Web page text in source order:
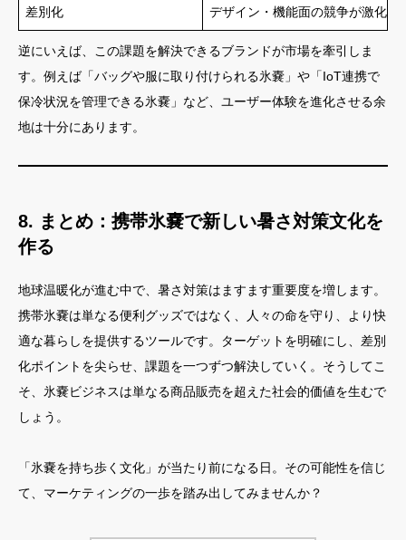
差別化 デザイン・機能面の競争が激化
逆にいえば、この課題を解決できるブランドが市場を牽引しま
す。例えば「バッグや服に取り付けられる氷嚢」や「IoT連携で
保冷状況を管理できる氷嚢」など、ユーザー体験を進化させる余
地は十分にあります。
8. まとめ：携帯氷嚢で新しい暑さ対策文化を
作る
地球温暖化が進む中で、暑さ対策はますます重要度を増します。
携帯氷嚢は単なる便利グッズではなく、人々の命を守り、より快
適な暮らしを提供するツールです。ターゲットを明確にし、差別
化ポイントを尖らせ、課題を一つずつ解決していく。そうしてこ
そ、氷嚢ビジネスは単なる商品販売を超えた社会的価値を生むで
しょう。
「氷嚢を持ち歩く文化」が当たり前になる日。その可能性を信じ
て、マーケティングの一歩を踏み出してみませんか？